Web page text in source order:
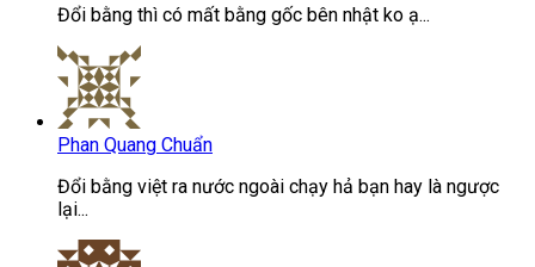
Đổi bằng thì có mất bằng gốc bên nhật ko ạ...
Phan Quang Chuẩn
Đổi bằng việt ra nước ngoài chạy hả bạn hay là ngược
lại...